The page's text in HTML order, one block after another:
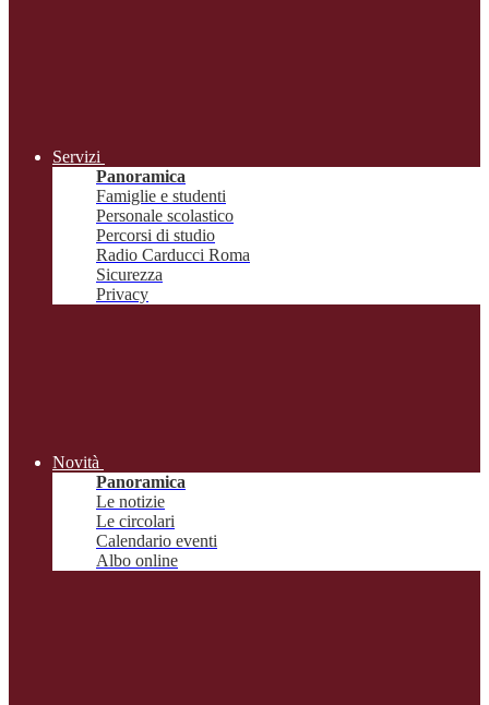
Servizi
Panoramica
Famiglie e studenti
Personale scolastico
Percorsi di studio
Radio Carducci Roma
Sicurezza
Privacy
Novità
Panoramica
Le notizie
Le circolari
Calendario eventi
Albo online